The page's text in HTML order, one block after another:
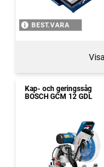
BEST.VARA
Visa
Kap- och geringssåg
BOSCH GCM 12 GDL